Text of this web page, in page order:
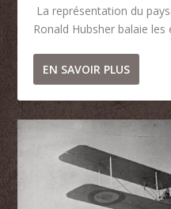
La représentation du
Ronald Hubsher balaie les
EN SAVOIR PLUS